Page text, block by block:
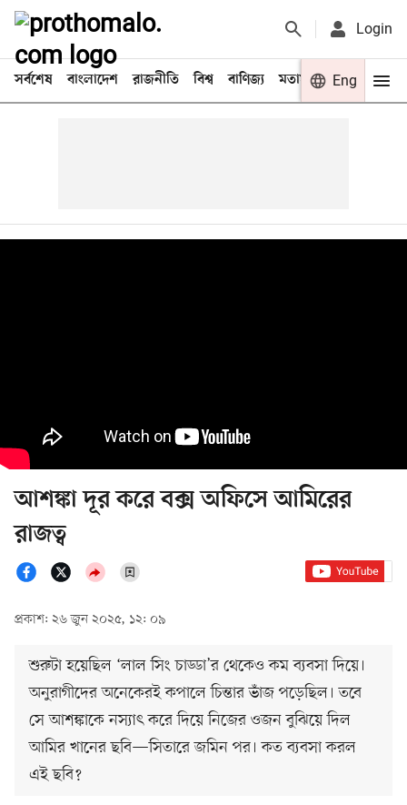
Login
সর্বশেষ বাংলাদেশ রাজনীতি বিশ্ব বাণিজ্য মতামত খেলা
Eng
আশঙ্কা দূর করে বক্স অফিসে আমিরের
রাজত্ব
প্রকাশ: ২৬ জুন ২০২৫, ১২: ০৯
শুরুটা হয়েছিল ‘লাল সিং চাড্ডা’র থেকেও কম ব্যবসা দিয়ে।
অনুরাগীদের অনেকেরই কপালে চিন্তার ভাঁজ পড়েছিল। তবে
সে আশঙ্কাকে নস্যাৎ করে দিয়ে নিজের ওজন বুঝিয়ে দিল
আমির খানের ছবি—সিতারে জমিন পর। কত ব্যবসা করল
এই ছবি?